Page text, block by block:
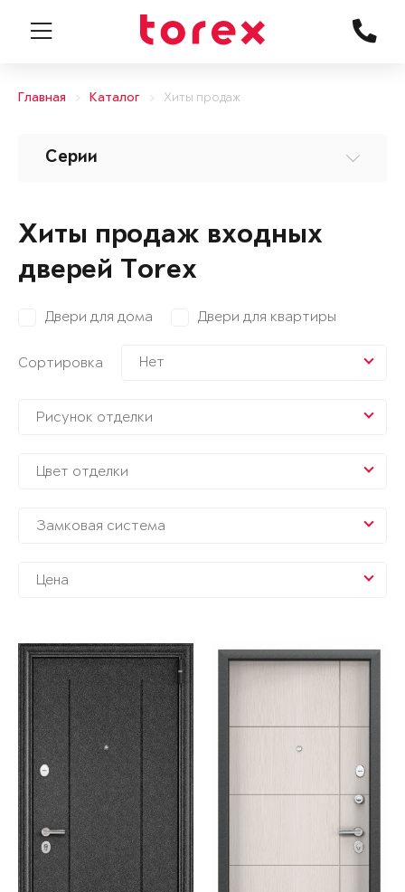
Главная Каталог Хиты продаж
Серии
Хиты продаж входных
дверей Torex
Двери для дома Двери для квартиры
Сортировка Нет
Рисунок отделки
Цвет отделки
Замковая система
Цена